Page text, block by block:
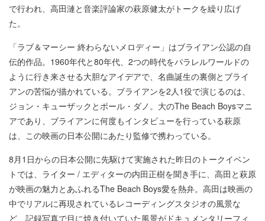
で行われ、高田漣と音楽評論家の萩原健太がトークを繰り広げ
た。
「ラブ＆マーシー 終わらないメロディー」はブライアン公認の自
伝的作品。1960年代と80年代、2つの時代をパラレルワールドの
ように行き来させる大胆なアイデアで、名曲誕生の裏側とブライ
アンの苦悩が描かれている。ブライアンを2人1役で演じるのは、
ジョン・キューザックとポール・ダノ。大のThe Beach Boysマニ
アであり、ブライアンに何度もインタビューを行っている萩原
は、この映画の日本公開にあたり監修で携わっている。
8月1日からの日本公開に先駆けて実施された昨日のトークイベン
トでは、ライター / エディターの内田正樹を聞き手に、高田と萩原
が映画の魅力とあふれるThe Beach Boys愛を熱弁。高田は映画の
中でリアルに再現されているレコーディングスタジオの風景な
ど、記録写真で目に焼き付いていた風景がドキュメンタリーフィ